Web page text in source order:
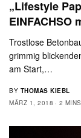
„Lifestyle
EINFACHSO
Trostlose
grimmig
am Start,…
BY THOMAS KIEBL
MÄRZ 1, 2018
2